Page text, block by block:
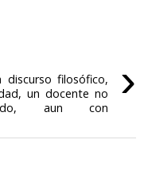
›
filosófico,
un docente no
aun con